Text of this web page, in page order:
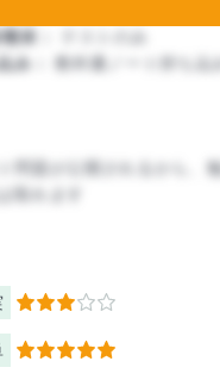
間：
末：
み：
教科書ノート持ち込
ト問題が公開されるから、
3
5